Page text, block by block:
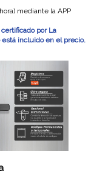
mediante la APP
por La
está incluido en el precio.